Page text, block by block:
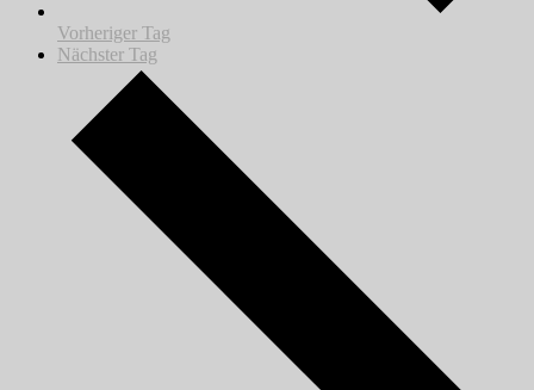
Vorheriger Tag
Nächster Tag